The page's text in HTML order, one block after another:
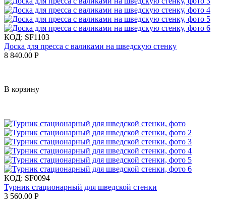
КОД: SF1103
Доска для пресса с валиками на шведскую стенку
8 840.00 Р
В корзину
КОД: SF0094
Турник стационарный для шведской стенки
3 560.00 Р